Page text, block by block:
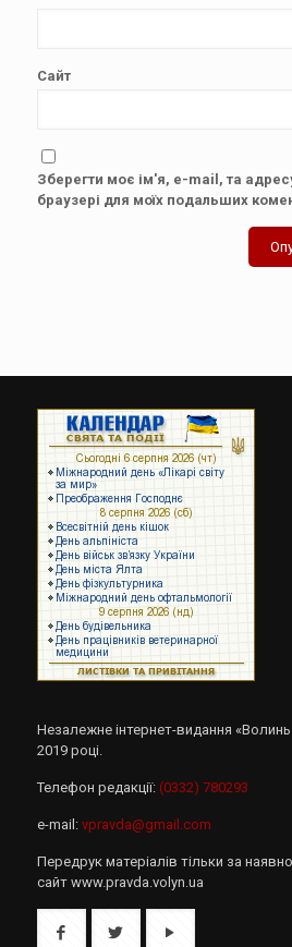
Сайт
Зберегти моє ім'я, e-mail, та
браузері для моїх подальших
Незалежне інтернет-видання
2019 році.
Телефон редакції: (0332) 780293
e-mail: vpravda@gmail.com
Передрук матеріалів тільки за
сайт www.pravda.volyn.ua